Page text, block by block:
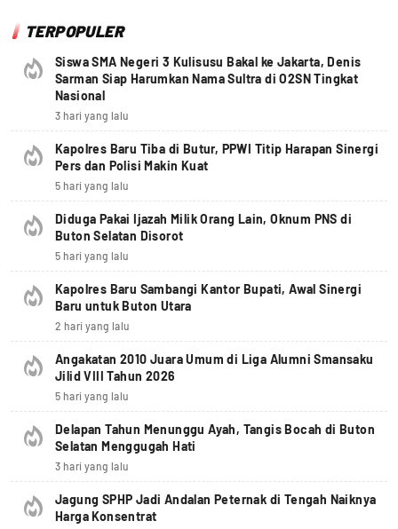
TERPOPULER
Siswa SMA Negeri 3 Kulisusu Bakal ke Jakarta, Denis
Sarman Siap Harumkan Nama Sultra di O2SN Tingkat
Nasional
3 hari yang lalu
Kapolres Baru Tiba di Butur, PPWI Titip Harapan Sinergi
Pers dan Polisi Makin Kuat
5 hari yang lalu
Diduga Pakai Ijazah Milik Orang Lain, Oknum PNS di
Buton Selatan Disorot
5 hari yang lalu
Kapolres Baru Sambangi Kantor Bupati, Awal Sinergi
Baru untuk Buton Utara
2 hari yang lalu
Angakatan 2010 Juara Umum di Liga Alumni Smansaku
Jilid VIII Tahun 2026
5 hari yang lalu
Delapan Tahun Menunggu Ayah, Tangis Bocah di Buton
Selatan Menggugah Hati
3 hari yang lalu
Jagung SPHP Jadi Andalan Peternak di Tengah Naiknya
Harga Konsentrat